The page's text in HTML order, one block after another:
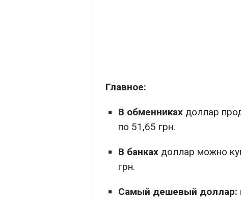
Главное:
В обменниках доллар
по 51,65 грн.
В банках доллар можно
грн.
Самый дешевый доллар: